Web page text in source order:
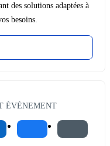
des solutions adaptées à
besoins.
ÉVÉNEMENT